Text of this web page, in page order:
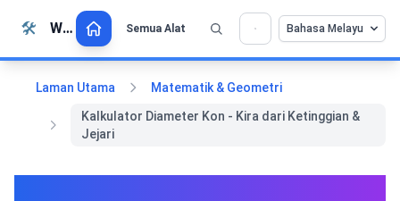
Langkau ke kandungan
🛠️ Whiz Tools Semua Alat Bahasa Melayu
Laman Utama
Matematik & Geometri
Kalkulator Diameter Kon - Kira dari Ketinggian &
Jejari
💡 Sukakan alat ini? Bantu kami menjadikannya
lebih baik lagi!
×
Klik untuk membuka →